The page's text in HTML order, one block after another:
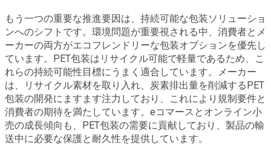
もう一つの重要な推進要因は、持続可能な包装ソリューショ
ンへのシフトです。環境問題が重要視される中、消費者とメ
ーカーの両方がエコフレンドリーな包装オプションを優先し
ています。PET包装はリサイクル可能で軽量であるため、こ
れらの持続可能性目標にうまく適合しています。メーカー
は、リサイクル素材を取り入れ、炭素排出量を削減するPET
包装の開発にますます注力しており、これにより規制要件と
消費者の期待を満たしています。eコマースとオンライン小
売の成長傾向も、PET包装の需要に貢献しており、製品の輸
送中に必要な保護と耐久性を提供しています。